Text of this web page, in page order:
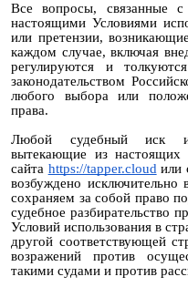
Все вопросы, связанные
настоящими Условиями
или претензии,
каждом случае, включая
регулируются и
законодательством
любого выбора или
права.
Любой судебный иск
вытекающие из настоящих
сайта https://tapper.cloud или
возбуждено
сохраняем за собой право
судебное разбирательство
Условий использования в
другой соответствующей
возражений против
такими судами и против